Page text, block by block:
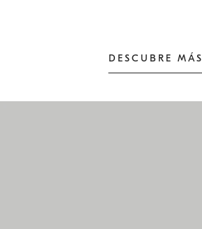
DESCUBRE MÁS